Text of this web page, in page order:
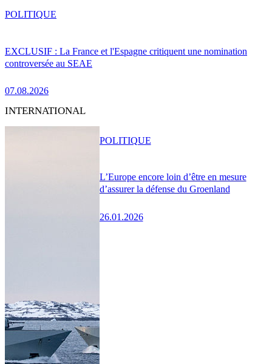
EXCLUSIF : La France et l'Espagne critiquent une nomination
controversée au SEAE
07.08.2026
POLITIQUE
INTERNATIONAL
L’Europe encore loin d’être en mesure
d’assurer la défense du Groenland
26.01.2026
POLITIQUE